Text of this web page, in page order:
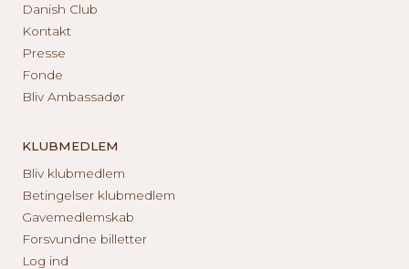
Danish Club
Kontakt
Presse
Fonde
Bliv Ambassadør
KLUBMEDLEM
Bliv klubmedlem
Betingelser klubmedlem
Gavemedlemskab
Forsvundne billetter
Log ind